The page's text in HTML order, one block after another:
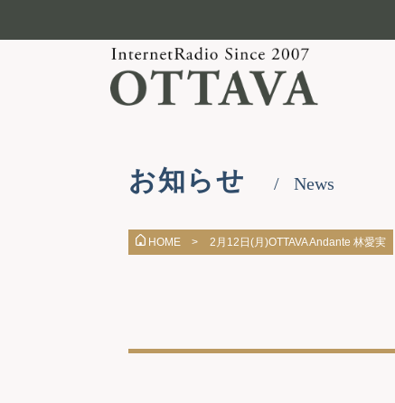
お知らせ News
HOME > 2月12日(月)OTTAVA Andante 林愛実